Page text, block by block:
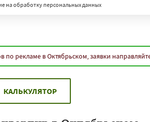
на обработку персональных данных
по рекламе в Октябрьском, заявки
КАЛЬКУЛЯТОР